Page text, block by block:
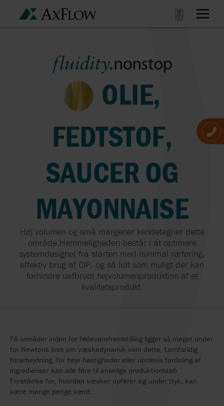
OLIE,
FEDTSTOF,
SAUCER OG
MAYONNAISE
Høj volumen og små margener kendetegner dette
område.Hemmeligheden består i at optimere
systemdesignet fra starten med minimal rørføring,
effektiv brug af CIP, og så lidt som muligt der kan
forhindre uafbrudt højvolumenproduktion af et
kvalitetsprodukt.
Få områder inden for fødevarefremstilling ligger så meget under
for Newtons love om væskedynamik som dette. Lemfældig
forarbejdning, for høje hastigheder eller upræcis fordeling af
ingredienser kan alle føre til anselige produktionstab.
Forståelse for, hvordan væsker opfører sig under tryk, kan
være mange penge værd.